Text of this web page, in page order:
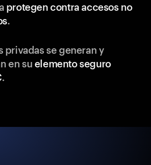
protegen contra accesos no
.
privadas se generan y
en su elemento seguro
.